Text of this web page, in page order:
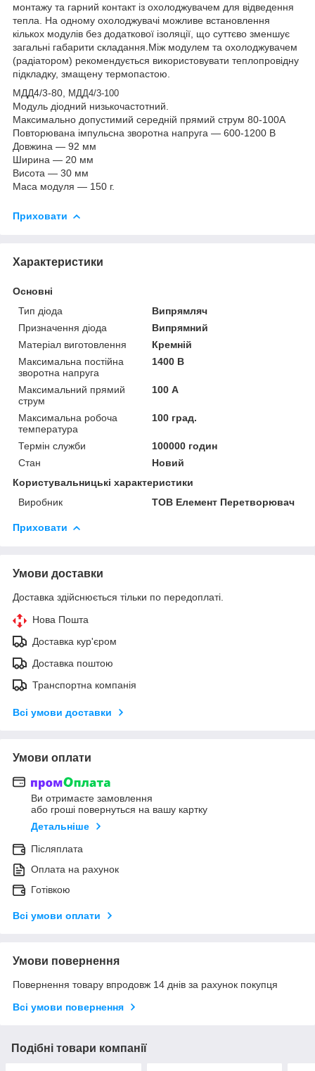
монтажу та гарний контакт із охолоджувачем для відведення
тепла. На одному охолоджувачі можливе встановлення
кількох модулів без додаткової ізоляції, що суттєво зменшує
загальні габарити складання.Між модулем та охолоджувачем
(радіатором) рекомендується використовувати теплопровідну
підкладку, змащену термопастою.
МДД4/3-80,
МДД4/3-100
Модуль діодний низькочастотний.
Максимально допустимий середній прямий струм 80-100А
Повторювана імпульсна зворотна напруга — 600-1200 В
Довжина — 92 мм
Ширина — 20 мм
Висота — 30 мм
Маса модуля — 150 г.
Приховати
Характеристики
Основні
Тип діода
Випрямляч
Призначення діода
Випрямний
Матеріал виготовлення
Кремній
Максимальна постійна
зворотна напруга
1400 В
Максимальний прямий
струм
100 А
Максимальна робоча
температура
100 град.
Термін служби
100000 годин
Стан
Новий
Користувальницькі характеристики
Виробник
ТОВ Елемент Перетворювач
Приховати
Умови доставки
Доставка здійснюється тільки по передоплаті.
Нова Пошта
Доставка кур'єром
Доставка поштою
Транспортна компанія
Всі умови доставки
Умови оплати
Ви отримаєте замовлення
або гроші повернуться на вашу картку
Детальніше
Післяплата
Оплата на рахунок
Готівкою
Всі умови оплати
Умови повернення
Повернення товару впродовж 14 днів за рахунок покупця
Всі умови повернення
Подібні товари компанії